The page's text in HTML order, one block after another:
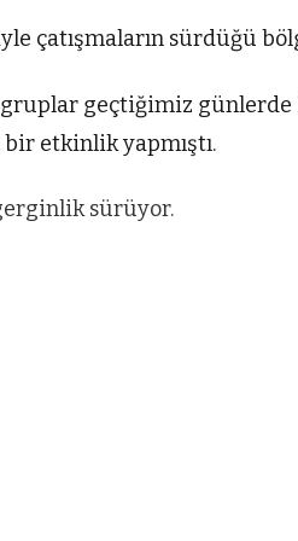
çatışmaların sürdüğü
gruplar geçtiğimiz
bir etkinlik yapmıştı.
sürüyor.